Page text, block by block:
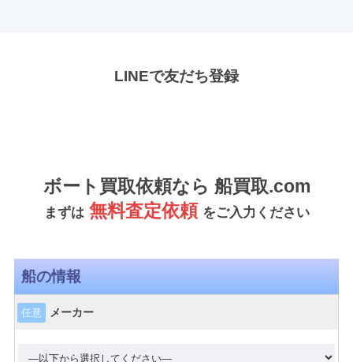
LINEで友だち登録
ボート買取依頼なら 船買取.com
まずは 無料査定依頼 をご入力ください
船の情報
任意 メーカー